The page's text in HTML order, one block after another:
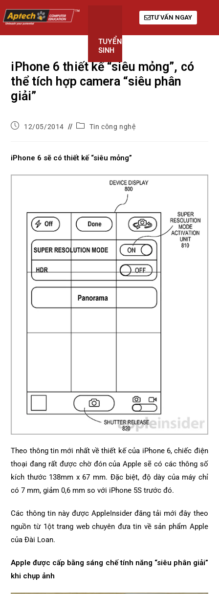
TUYỂN
SINH
TƯ VẤN NGAY
iPhone 6 thiết kế “siêu mỏng”, có
thể tích hợp camera “siêu phân
giải”
12/05/2014 Tin công nghệ
iPhone 6 sẽ có thiết kế “siêu mỏng”
Theo thông tin mới nhất về thiết kế của iPhone 6, chiếc điện
thoại đang rất được chờ đón của Apple sẽ có các thông số
kích thước 138mm x 67 mm. Đặc biệt, độ dày của máy chỉ
có 7 mm, giảm 0,6 mm so với iPhone 5S trước đó.
Các thông tin này được AppleInsider đăng tải mới đây theo
nguồn từ 1ột trang web chuyên đưa tin về sản phẩm Apple
của Đài Loan.
Apple được cấp bằng sáng chế tính năng “siêu phân giải”
khi chụp ảnh